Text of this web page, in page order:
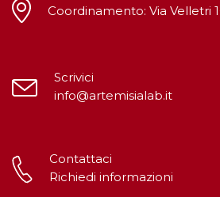
Coordinamento: Via Velletri
Scrivici
info@artemisialab.it
Contattaci
Richiedi informazioni